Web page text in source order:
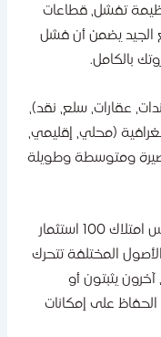
تفشل، قطاعات
يضمن أن فشل
سلع، نقد)،
(محلي، إقليمي،
ومتوسطة وطويلة
: التنويع الذكي ليس امتلاك 100 استثمار
المختلفة تتحرك
يثبتون أو
على إمكانات